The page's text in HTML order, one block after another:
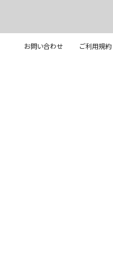
お問い合わせ ご利用規約